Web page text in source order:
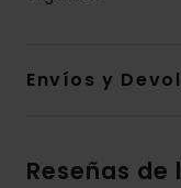
Envíos y
Reseñas